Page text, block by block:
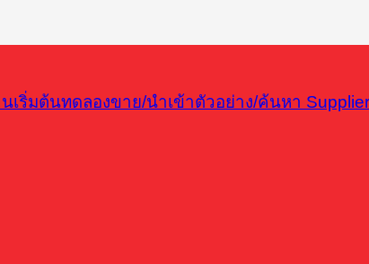
ริ่มต้นทดลองขาย/นำเข้าตัวอย่าง/ค้นหา